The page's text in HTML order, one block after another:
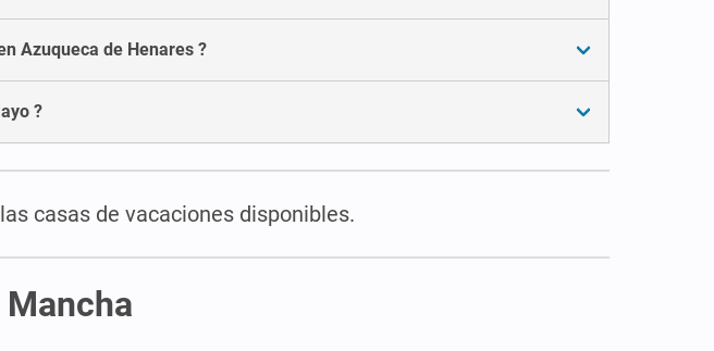
Azuqueca de Henares ?
?
casas de vacaciones disponibles.